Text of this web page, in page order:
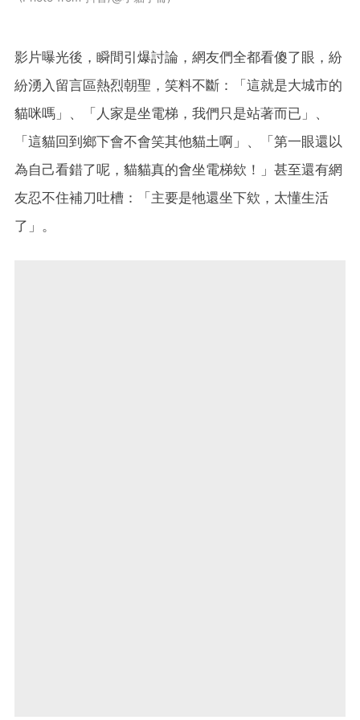
影片曝光後，瞬間引爆討論，網友們全都看傻了眼，紛
紛湧入留言區熱烈朝聖，笑料不斷：「這就是大城市的
貓咪嗎」、「人家是坐電梯，我們只是站著而已」、
「這貓回到鄉下會不會笑其他貓土啊」、「第一眼還以
為自己看錯了呢，貓貓真的會坐電梯欸！」甚至還有網
友忍不住補刀吐槽：「主要是牠還坐下欸，太懂生活
了」。